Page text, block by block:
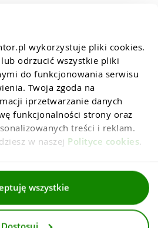
wykorzystuje pliki cookies.
odrzucić wszystkie pliki
do funkcjonowania serwisu
Twoja zgoda na
iprzetwarzanie danych
funkcjonalności strony oraz
treści i reklam.
w naszej Polityce cookies.
wszystkie
Regulaminy